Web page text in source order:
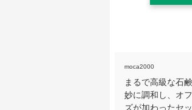
moca2000
まるで高級な石
妙に調和し、オ
ズが加わったセ